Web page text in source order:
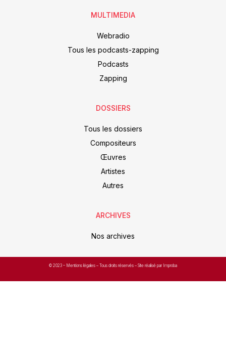
MULTIMEDIA
Webradio
Tous les podcasts-zapping
Podcasts
Zapping
DOSSIERS
Tous les dossiers
Compositeurs
Œuvres
Artistes
Autres
ARCHIVES
Nos archives
© 2023 – Mentions légales – Tous droits réservés – Site réalisé par Improba